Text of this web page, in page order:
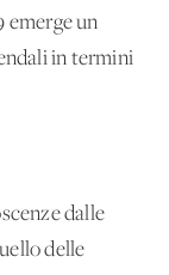
emerge un
in termini
dalle
delle